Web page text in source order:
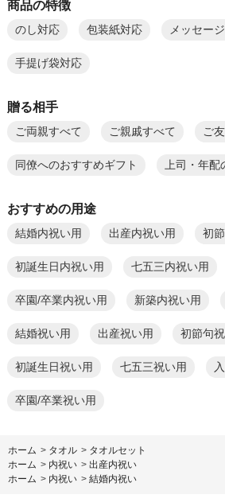
商品の特徴
のし対応 包装紙対応 メッセー
手提げ袋対応
贈る相手
ご両親すべて ご親戚すべて ご
同僚へのおすすめギフト 上司・年配
おすすめの用途
結婚内祝い用 出産内祝い用 初
初誕生日内祝い用 七五三内祝い用
卒園/卒業内祝い用 新築内祝い用
結婚祝い用 出産祝い用 初節句
初誕生日祝い用 七五三祝い用
卒園/卒業祝い用
ホーム > タオル > タオルセット
ホーム > 内祝い > 出産内祝い
ホーム > 内祝い > 結婚内祝い